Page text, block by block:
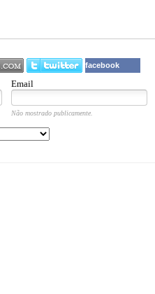
facebook
Email
Não mostrado publicamente.